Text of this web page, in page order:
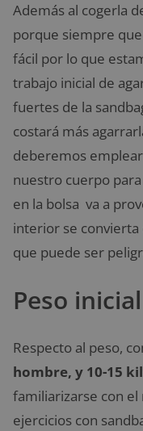
Además al cogerla
porque siempre
fácil por lo que
trabajo inicial de
fuertes de la
costará más
deberemos
nuestro cuerpo
en la bolsa va a
interior se
que puede ser
Peso
Respecto al peso,
hombre, y 10-15
familiarizarse con el
ejercicios con